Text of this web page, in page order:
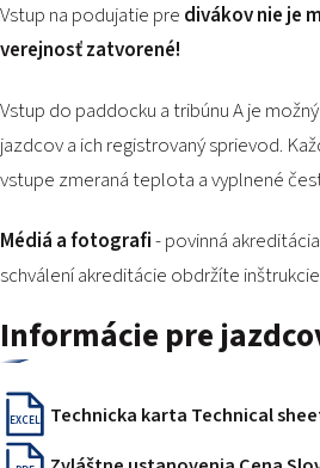
Vstup na podujatie pre divákov nie je
verejnosť zatvorené!
Vstup do paddocku a tribúnu A je
jazdcov a ich registrovaný sprievod.
vstupe zmeraná teplota a vyplnené
Médiá a fotografi- povinná
schválení akreditácie obdržíte
Informácie pre
EXCEL Technicka karta Technical